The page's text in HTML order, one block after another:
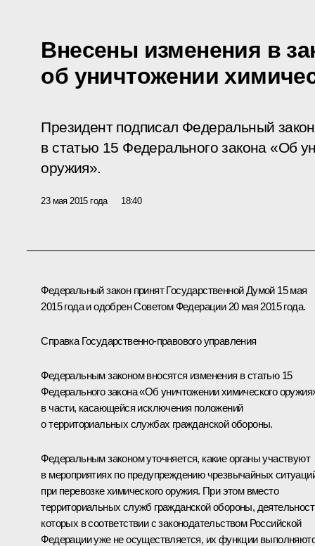
Внесены изменения в
об уничтожении
Президент подписал Федеральный
в статью 15 Федерального закона «Об
оружия».
23 мая 2015 года 18:40
Федеральный закон принят Государственной Думой 15 мая
2015 года и одобрен Советом Федерации 20 мая 2015 года.
Справка Государственно-правового управления
Федеральным законом вносятся изменения в статью 15
Федерального закона «Об уничтожении химического
в части, касающейся исключения положений
о территориальных службах гражданской обороны.
Федеральным законом уточняется, какие органы участвуют
в мероприятиях по предупреждению чрезвычайных
при перевозке химического оружия. При этом вместо
территориальных служб гражданской обороны,
которых в соответствии с законодательством Российской
Федерации уже не осуществляется, их функции